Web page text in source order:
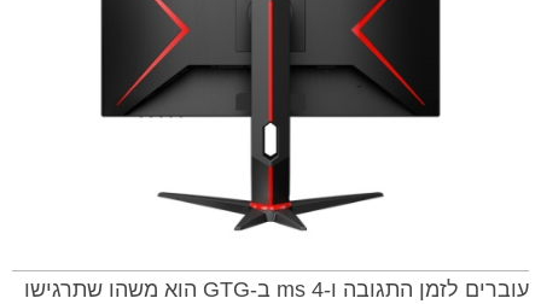
עוברים לזמן התגובה ו-4 ms ב-GTG הוא משהו שתרגישו